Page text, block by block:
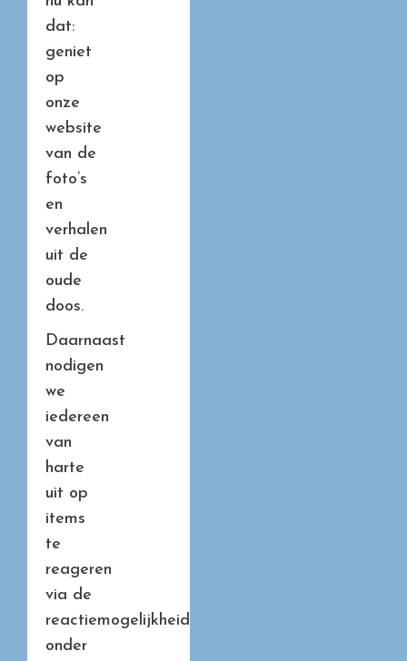
dat:
geniet
op
onze
website
van de
foto’s
en
verhalen
uit de
oude
doos.
Daarnaast
nodigen
we
iedereen
van
harte
uit op
items
te
reageren
via de
reactiemogelijkheid
onder